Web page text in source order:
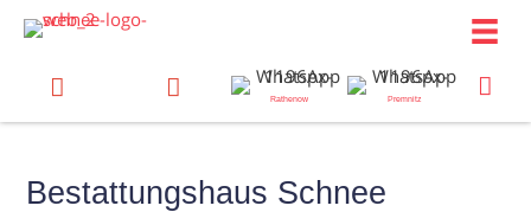
Zum
Inhalt
springen
Rathenow Premnitz
Bestattungshaus Schnee